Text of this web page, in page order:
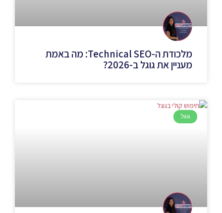
מלכודת ה-Technical SEO: מה באמת
מעניין את גוגל ב-2026?
גוגל